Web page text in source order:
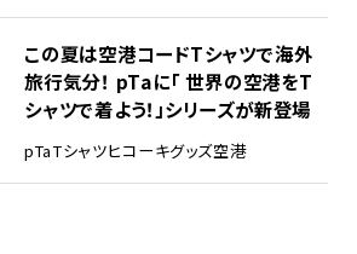
この夏は空港コードTシャツで海外
旅行気分！ pTaに「 世界の空港をT
シャツで着よう！」シリーズが新登場
pTaTシャツヒコーキグッズ空港